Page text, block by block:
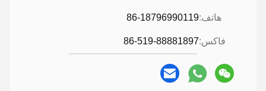
هاتف:86-18796990119
فاكس:86-519-88881897